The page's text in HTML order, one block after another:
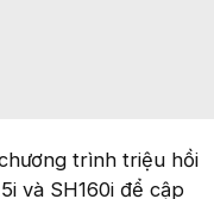
trình triệu hồi
và SH160i để cập